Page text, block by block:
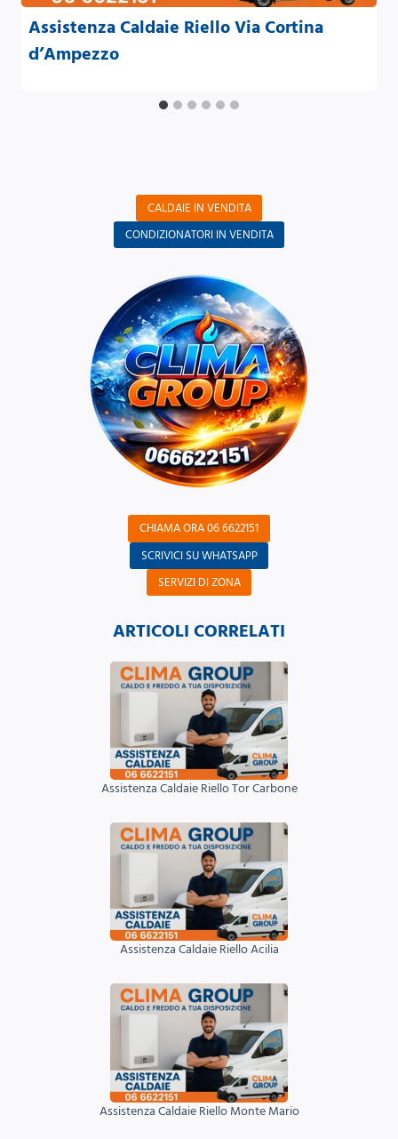
Assistenza Caldaie Riello Via Cortina
d’Ampezzo
CALDAIE IN VENDITA
CONDIZIONATORI IN VENDITA
CHIAMA ORA 06 6622151
SCRIVICI SU WHATSAPP
SERVIZI DI ZONA
ARTICOLI CORRELATI
Assistenza Caldaie Riello Tor Carbone
Assistenza Caldaie Riello Acilia
Assistenza Caldaie Riello Monte Mario